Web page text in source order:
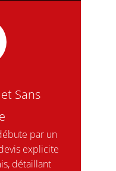
Sans
par un
explicite
détaillant